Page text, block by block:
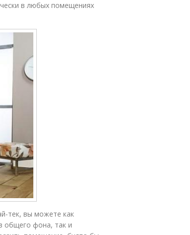
в любых помещениях
тек, вы можете как
общего фона, так и